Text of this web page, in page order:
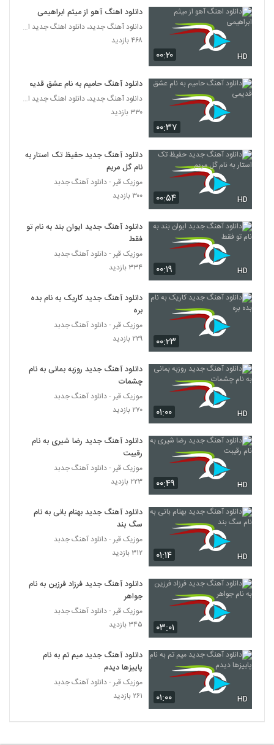
5717
5718
آهنگ مال همیم از محمود احسانی کیا(پاپ)
۲۰۴ بازدید
دانلود آهنگ حس خوبی داره از کارن دامغانی
5720
دانلود آهنگ مجید سلطانی لجباز
۱۹۷ بازدید
5721
Arasteh Rah O Neshan)
۲۰۸ بازدید
دانلود آهنگ خانه خراب از رضا ملک زاده
5723
رضا مصطفی لو آهنگ لیلی
۲۵۳ بازدید
دانلود آهنگ رضا تقی زاده گوزل سوگیلیم
۲۳۶ بازدید
دانلود آهنگ هامین دل تنگ
5726
۲۴۲ بازدید
5727
آهنگ بارون از یاشار مینایی(پاپ)
۲۶۴ بازدید
دانلود آهنگ حسین نعیمی نیستی هستی
۲۰۲ بازدید
5729
Raoufi Akhare Roya)
موزیک زیبای دلبسته از رایان کاووسی
۲۳۲ بازدید
دانلود آهنگ علیرضا ابراهیمی من سنی
ایتیرمیشم
۲۴۰ بازدید
Mohsen Yazdanpanah Gomshodeh
۰۰:۲۰ HD
دانلود اهنگ آهو از میثم ابراهیمی
دانلود آهنگ جدید، دانلود اهنگ جدید ایرانی
۴۶۸ بازدید
۰۰:۳۷
دانلود آهنگ حامیم به نام عشق قدیمی
دانلود آهنگ جدید، دانلود اهنگ جدید ایرانی
۳۳۰ بازدید
۰۰:۵۴ HD
دانلود آهنگ جدید حفیظ تک استار به
نام گل مریم
موزیک قیر - دانلود آهنگ جدبد
۳۰۰ بازدید
۰۰:۱۹ HD
دانلود آهنگ جدید ایوان بند به نام تو
فقط
موزیک قیر - دانلود آهنگ جدبد
۳۳۴ بازدید
۰۰:۲۳
دانلود آهنگ جدید کاریک به نام بده
بره
موزیک قیر - دانلود آهنگ جدبد
۲۲۹ بازدید
۰۱:۰۰ HD
دانلود آهنگ جدید روزبه بمانی به نام
چشمات
موزیک قیر - دانلود آهنگ جدبد
۲۷۰ بازدید
۰۰:۴۹ HD
دانلود آهنگ جدید رضا شیری به نام
رقیبت
موزیک قیر - دانلود آهنگ جدبد
۲۲۳ بازدید
۰۱:۱۴ HD
دانلود آهنگ جدید بهنام بانی به نام
سگ بند
موزیک قیر - دانلود آهنگ جدبد
۳۱۲ بازدید
۰۳:۰۱
دانلود آهنگ جدید فرزاد فرزین به نام
جواهر
موزیک قیر - دانلود آهنگ جدبد
۳۴۵ بازدید
۰۱:۰۰ HD
دانلود آهنگ جدید میم تم به نام
پاییزها دیدم
موزیک قیر - دانلود آهنگ جدبد
۲۶۱ بازدید